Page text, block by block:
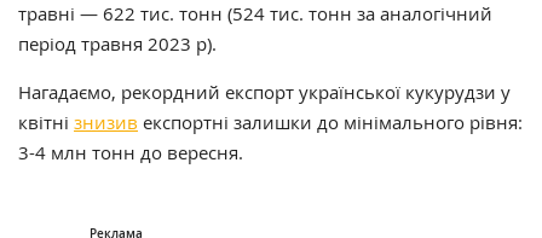
травні — 622 тис. тонн (524 тис. тонн за аналогічний
період травня 2023 р).
Нагадаємо, рекордний експорт української кукурудзи у
квітні знизив експортні залишки до мінімального рівня:
3-4 млн тонн до вересня.